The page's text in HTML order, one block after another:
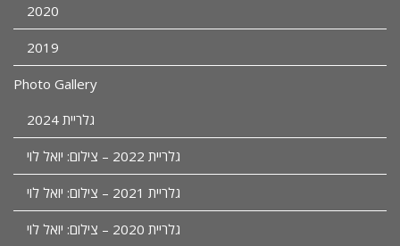
2020
2019
Photo Gallery
גלריית 2024
גלריית 2022 – צילום: יואל לוי
גלריית 2021 – צילום: יואל לוי
גלריית 2020 – צילום: יואל לוי